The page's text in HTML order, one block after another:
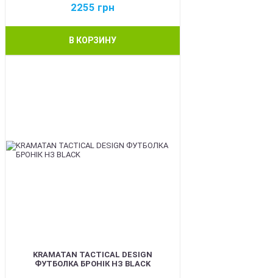
2255 грн
В КОРЗИНУ
KRAMATAN TACTICAL DESIGN
ФУТБОЛКА БРОНІК НЗ BLACK